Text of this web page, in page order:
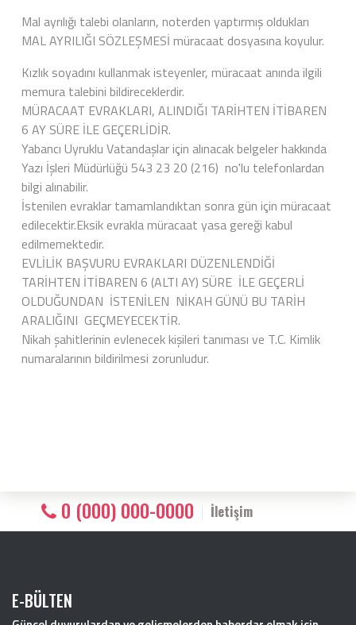
Mal ayrılığı talebi olanların, noterden yaptırmış oldukları
MAL AYRILIĞI SÖZLEŞMESİ müracaat dosyasına koyulur.
Kızlık soyadını kullanmak isteyenler, müracaat anında ilgili
memura talebini bildireceklerdir.
MÜRACAAT EVRAKLARI, ALINDIĞI TARİHTEN İTİBAREN
6 AY SÜRE İLE GEÇERLİDİR.
Yabancı Uyruklu Vatandaşlar için alınacak belgeler hakkında
Yazı İşleri Müdürlüğü 543 23 20 (216) no'lu telefonlardan
bilgi alınabilir.
İstenilen evraklar tamamlandıktan sonra gün için müracaat
edilecektir.Eksik evrakla müracaat yasa gereği kabul
edilmemektedir.
EVLİLİK BAŞVURU EVRAKLARI DÜZENLENDİĞİ
TARİHTEN İTİBAREN 6 (ALTI AY) SÜRE İLE GEÇERLİ
OLDUĞUNDAN İSTENİLEN NİKAH GÜNÜ BU TARİH
ARALIĞINI GEÇMEYECEKTİR.
Nikah şahitlerinin evlenecek kişileri tanıması ve T.C. Kimlik
numaralarının bildirilmesi zorunludur.
0 (000) 000-0000 İletişim
E-BÜLTEN